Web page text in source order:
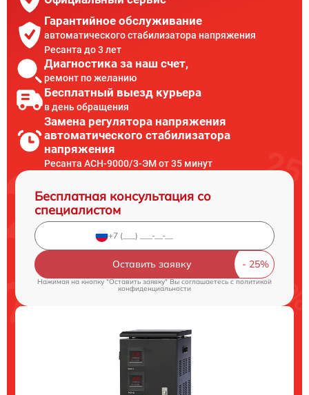
Гарантийное обслуживание
автоматического стабилизатора напряжения
Ресанта до 3 лет
Диагностика за наш счет,
ремонт по желанию
Бесплатный выезд курьера
в день обращения
Замена регулятора напряжения
автоматического стабилизатора
напряжения
Ресанта АСН-9000/3-ЭМ от 35 минут
Бесплатная консультация со
специалистом
Оставить заявку
Нажимая на кнопку "Оставить заявку" Вы соглашаетесь cполитикой
конфиденциальности